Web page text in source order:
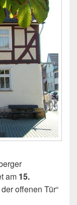
am 15.
der offenen Tür“